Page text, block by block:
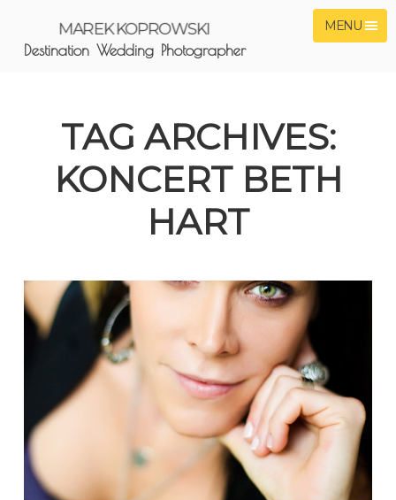
MENU
MAREK KOPROWSKI
Destination Wedding Photographer
TAG ARCHIVES:
KONCERT BETH
HART